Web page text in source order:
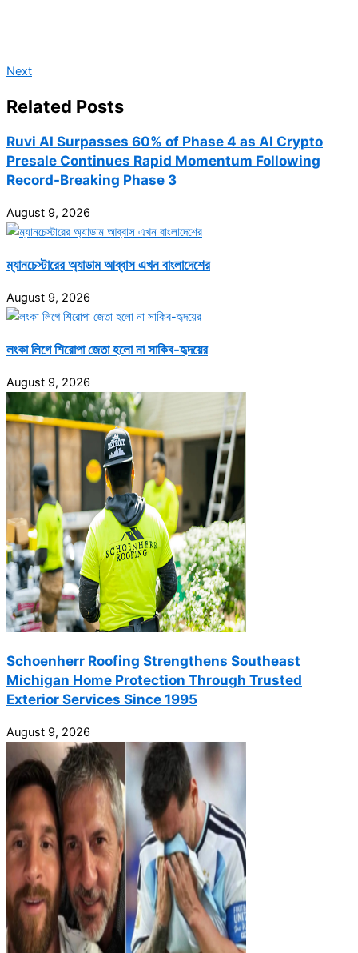
Next
Related Posts
Ruvi AI Surpasses 60% of Phase 4 as AI Crypto
Presale Continues Rapid Momentum Following
Record-Breaking Phase 3
August 9, 2026
ম্যানচেস্টারের অ্যাডাম আব্বাস এখন বাংলাদেশের
August 9, 2026
লংকা লিগে শিরোপা জেতা হলো না সাকিব-হৃদয়ের
August 9, 2026
Schoenherr Roofing Strengthens Southeast
Michigan Home Protection Through Trusted
Exterior Services Since 1995
August 9, 2026